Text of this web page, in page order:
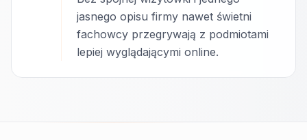
jasnego opisu firmy nawet świetni
fachowcy przegrywają z podmiotami
lepiej wyglądającymi online.